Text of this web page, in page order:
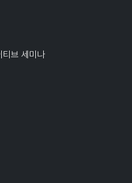
브 세미나